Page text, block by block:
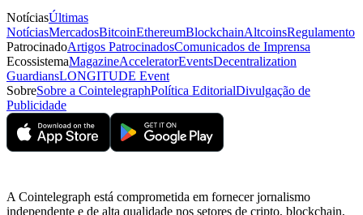
NotíciasÚltimas
NotíciasMercadosBitcoinEthereumBlockchainAltcoinsRegulamento
PatrocinadoArtigos PatrocinadosComunicados de Imprensa
EcossistemaMagazineAcceleratorEventsDecentralization
GuardiansLONGITUDE Event
SobreSobre a CointelegraphPolítica EditorialDivulgação de
Publicidade
A Cointelegraph está comprometida em fornecer jornalismo
independente e de alta qualidade nos setores de cripto, blockchain,